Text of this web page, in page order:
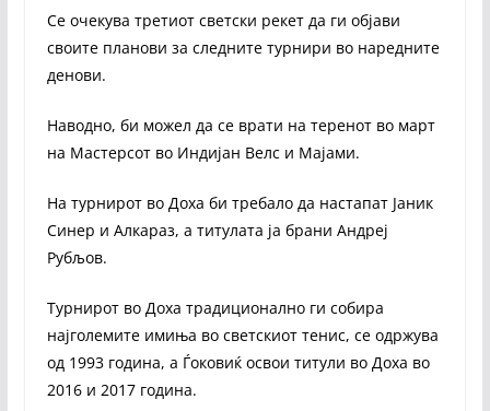
Се очекува третиот светски рекет да ги објави
своите планови за следните турнири во наредните
денови.
Наводно, би можел да се врати на теренот во март
на Мастерсот во Индијан Велс и Мајами.
На турнирот во Доха би требало да настапат Јаник
Синер и Алкараз, а титулата ја брани Андреј
Рубљов.
Турнирот во Доха традиционално ги собира
најголемите имиња во светскиот тенис, се одржува
од 1993 година, а Ѓоковиќ освои титули во Доха во
2016 и 2017 година.